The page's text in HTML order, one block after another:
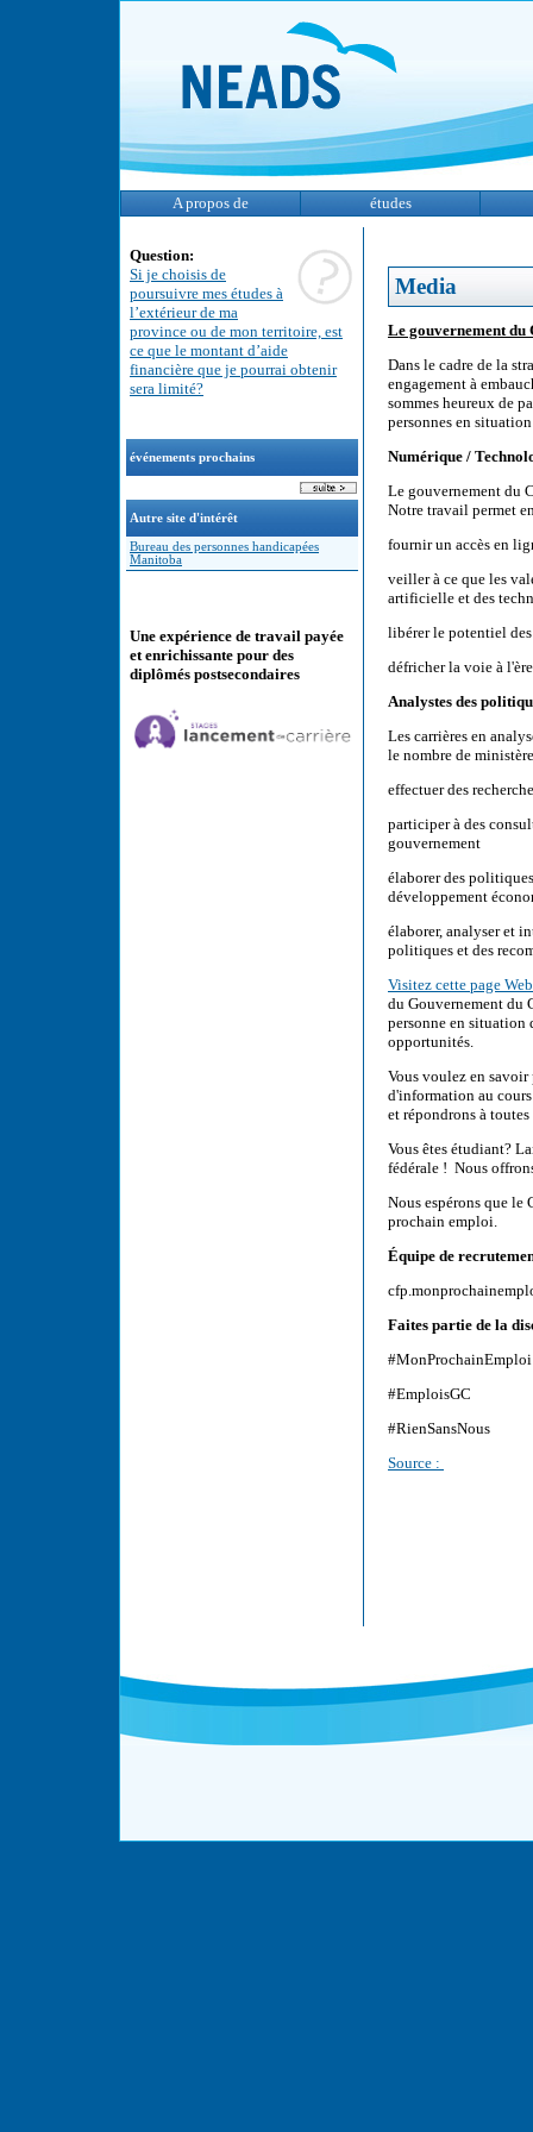
A propos de études
Question:
Si je choisis de
poursuivre mes études à
l’extérieur de ma
province ou de mon territoire, est
ce que le montant d’aide
financière que je pourrai obtenir
sera limité?
événements prochains
Autre site d'intérêt
Bureau des personnes handicapées
Manitoba
Une expérience de travail payée
et enrichissante pour des
diplômés postsecondaires
Media
Le gouvernement du
Dans le cadre de la
engagement à
sommes heureux de
personnes en
Numérique /
Le gouvernement du
Notre travail permet
fournir un accès en
veiller à ce que les
artificielle et des
libérer le potentiel
défricher la voie à
Analystes des
Les carrières en
le nombre de
effectuer des
participer à des
gouvernement
élaborer des
développement
élaborer, analyser et
politiques et des
Visitez cette page
du Gouvernement du
personne en situation
opportunités.
Vous voulez en
d'information au
et répondrons à
Vous êtes étudiant?
fédérale ! Nous
Nous espérons que
prochain emploi.
Équipe de
Faites partie de la
#MonProchainEmploi
#EmploisGC
#RienSansNous
Source :